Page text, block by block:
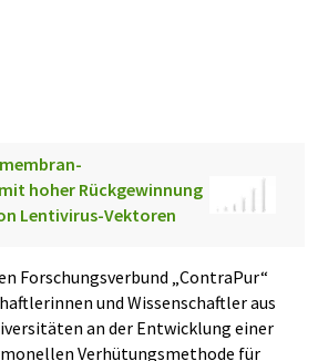
hoher Rückgewinnung
Lentivirus-Vektoren
Forschungsverbund „ContraPur“
und Wissenschaftler aus
an der Entwicklung einer
Verhütungsmethode für